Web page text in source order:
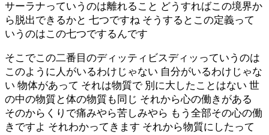
サーラナっていうのは離れること どうすればこの境界か
ら脱出できるかと 七つですね そうするとこの定義って
いうのはこの七つでするんです
そこでこの二番目のディッティビスディッっていうのは
このように人がいるわけじゃない 自分がいるわけじゃな
い 物体があって それは物質で 別に大したことはない 世
の中の物質と体の物質も同じ それから心の働きがある
そのからくりで痛みやら苦しみやら もう全部その心の働
きですよ それわかってきます それから物質にしたって